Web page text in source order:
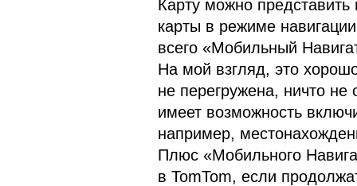
Карту можно
карты в режиме
всего «Мобильный
На мой взгляд, это
не перегружена, ничто не
имеет возможность
например,
Плюс «Мобильного
в TomTom, если